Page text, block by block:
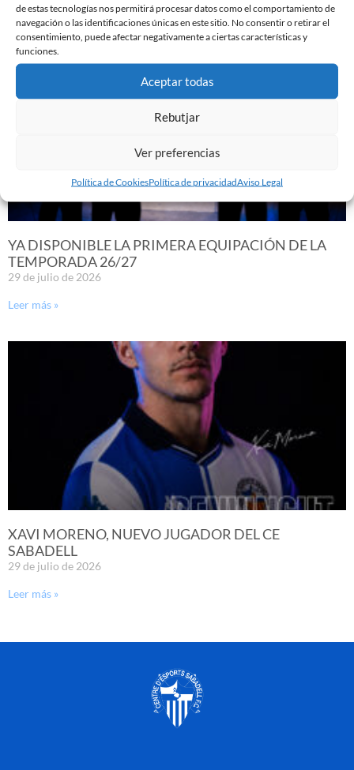
de estas tecnologías nos permitirá procesar datos como el comportamiento de
navegación o las identificaciones únicas en este sitio. No consentir o retirar el
consentimiento, puede afectar negativamente a ciertas características y
funciones.
Aceptar todas
Rebutjar
Ver preferencias
Política de CookiesPolítica de privacidadAviso Legal
Leer más »
YA DISPONIBLE LA PRIMERA EQUIPACIÓN DE LA
TEMPORADA 26/27
29 de julio de 2026
Leer más »
XAVI MORENO, NUEVO JUGADOR DEL CE
SABADELL
29 de julio de 2026
Leer más »